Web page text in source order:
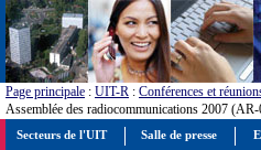
Page principale : UIT-R : Conférences et
Assemblée des radiocommunications 2007
Secteurs de l'UIT Salle de presse